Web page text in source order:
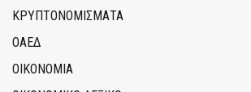
ΚΡΥΠΤΟΝΟΜΊΣΜΑΤΑ
ΟΑΕΔ
ΟΙΚΟΝΟΜΙΑ